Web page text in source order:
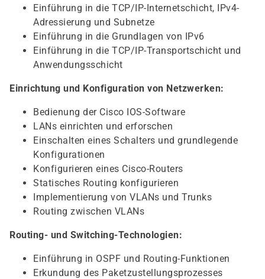
Einführung in die TCP/IP-Internetschicht, IPv4-
Adressierung und Subnetze
Einführung in die Grundlagen von IPv6
Einführung in die TCP/IP-Transportschicht und
Anwendungsschicht
Einrichtung und Konfiguration von Netzwerken:
Bedienung der Cisco IOS-Software
LANs einrichten und erforschen
Einschalten eines Schalters und grundlegende
Konfigurationen
Konfigurieren eines Cisco-Routers
Statisches Routing konfigurieren
Implementierung von VLANs und Trunks
Routing zwischen VLANs
Routing- und Switching-Technologien:
Einführung in OSPF und Routing-Funktionen
Erkundung des Paketzustellungsprozesses